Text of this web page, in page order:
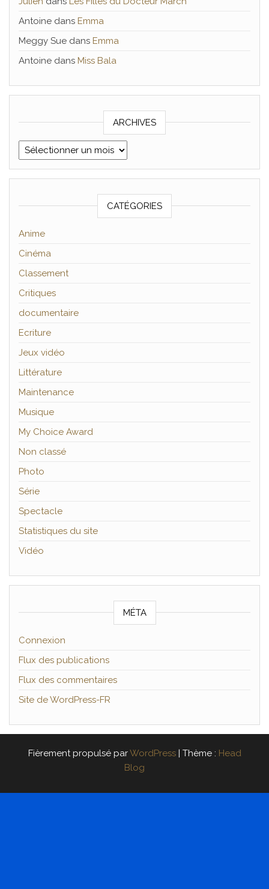
Antoine dans Emma
Meggy Sue dans Emma
Antoine dans Miss Bala
ARCHIVES
Archives
CATÉGORIES
Anime
Cinéma
Classement
Critiques
documentaire
Ecriture
Jeux vidéo
Littérature
Maintenance
Musique
My Choice Award
Non classé
Photo
Série
Spectacle
Statistiques du site
Vidéo
MÉTA
Connexion
Flux des publications
Flux des commentaires
Site de WordPress-FR
Fièrement propulsé parWordPress | Thème : Head
Blog